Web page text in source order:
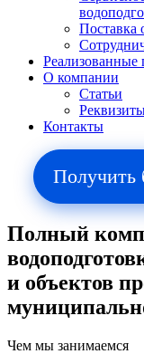
Поставка
Реализованные
О компании
Cтатьи
Контакты
Получить
Полный
и объектов
Чем мы занимаемся